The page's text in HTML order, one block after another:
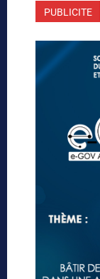
PUBLICITE